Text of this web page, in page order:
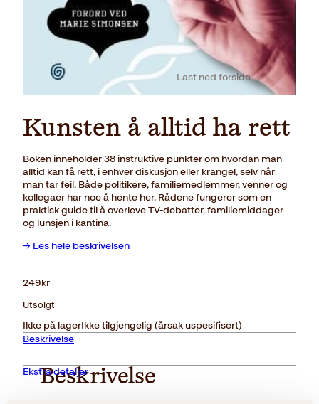
Last ned forside
Kunsten å alltid ha rett
Boken inneholder 38 instruktive punkter om hvordan man
alltid kan få rett, i enhver diskusjon eller krangel, selv når
man tar feil. Både politikere, familiemedlemmer, venner og
kollegaer har noe å hente her. Rådene fungerer som en
praktisk guide til å overleve TV-debatter, familiemiddager
og lunsjen i kantina.
→ Les hele beskrivelsen
249kr
Utsolgt
Ikke på lagerIkke tilgjengelig (årsak uspesifisert)
Beskrivelse
Beskrivelse
Ekstra detaljer